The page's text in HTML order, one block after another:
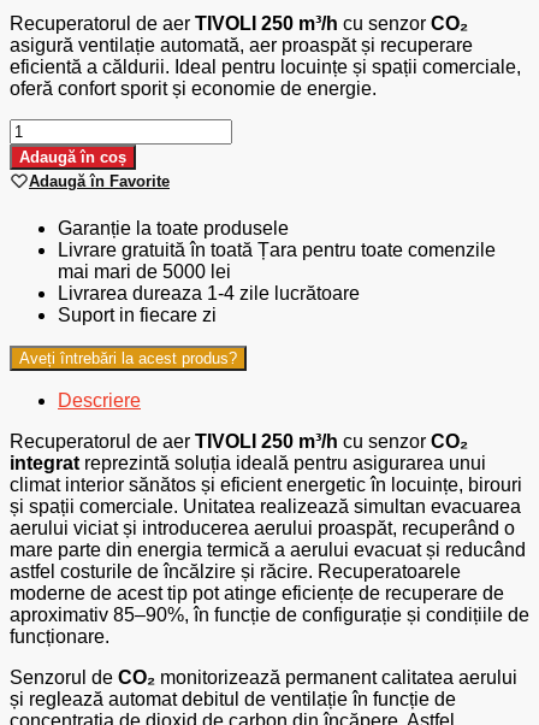
Recuperatorul de aer TIVOLI 250 m³/h cu senzor CO₂
asigură ventilație automată, aer proaspăt și recuperare
eficientă a căldurii. Ideal pentru locuințe și spații comerciale,
oferă confort sporit și economie de energie.
Cantitate
Recuperator
de
aer
sistem
ventilație
TIVOLI
250m3/h
cu
senzor
Adaugă în coș
Adaugă în Favorite
Garanție la toate produsele
Livrare gratuită în toată Țara pentru toate comenzile
mai mari de 5000 lei
Livrarea dureaza 1-4 zile lucrătoare
Suport in fiecare zi
Aveți întrebări la acest produs?
Descriere
Recuperatorul de aer TIVOLI 250 m³/h cu senzor CO₂
integrat reprezintă soluția ideală pentru asigurarea unui
climat interior sănătos și eficient energetic în locuințe, birouri
și spații comerciale. Unitatea realizează simultan evacuarea
aerului viciat și introducerea aerului proaspăt, recuperând o
mare parte din energia termică a aerului evacuat și reducând
astfel costurile de încălzire și răcire. Recuperatoarele
moderne de acest tip pot atinge eficiențe de recuperare de
aproximativ 85–90%, în funcție de configurație și condițiile de
funcționare.
Senzorul de CO₂ monitorizează permanent calitatea aerului
și reglează automat debitul de ventilație în funcție de